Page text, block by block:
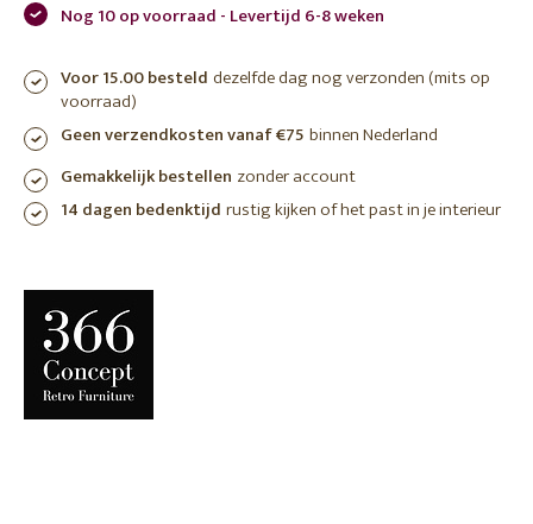
Nog 10 op voorraad - Levertijd 6-8 weken
Voor 15.00 besteld dezelfde dag nog verzonden (mits op
voorraad)
Geen verzendkosten vanaf €75 binnen Nederland
Gemakkelijk bestellen zonder account
14 dagen bedenktijd rustig kijken of het past in je interieur